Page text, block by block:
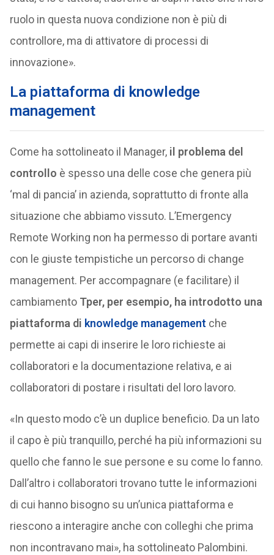
ruolo in questa nuova condizione non è più di
controllore, ma di attivatore di processi di
innovazione».
La piattaforma di knowledge
management
Come ha sottolineato il Manager, il problema del
controllo è spesso una delle cose che genera più
‘mal di pancia’ in azienda, soprattutto di fronte alla
situazione che abbiamo vissuto. L’Emergency
Remote Working non ha permesso di portare avanti
con le giuste tempistiche un percorso di change
management. Per accompagnare (e facilitare) il
cambiamento Tper, per esempio, ha introdotto una
piattaforma di knowledge management che
permette ai capi di inserire le loro richieste ai
collaboratori e la documentazione relativa, e ai
collaboratori di postare i risultati del loro lavoro.
«In questo modo c’è un duplice beneficio. Da un lato
il capo è più tranquillo, perché ha più informazioni su
quello che fanno le sue persone e su come lo fanno.
Dall’altro i collaboratori trovano tutte le informazioni
di cui hanno bisogno su un’unica piattaforma e
riescono a interagire anche con colleghi che prima
non incontravano mai», ha sottolineato Palombini.